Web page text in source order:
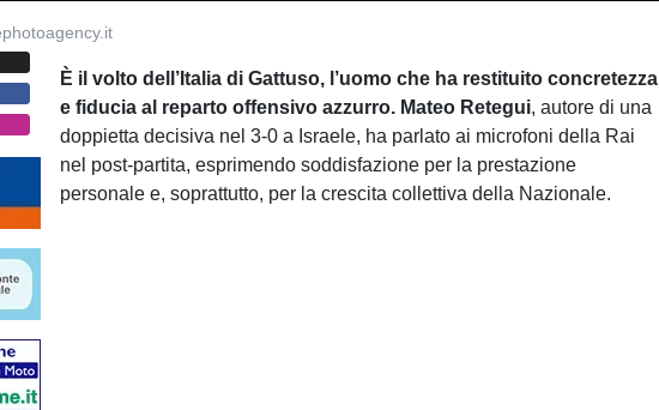
È il volto dell’Italia di Gattuso, l’uomo che ha restituito concretezza
e fiducia al reparto offensivo azzurro. Mateo Retegui, autore di una
doppietta decisiva nel 3-0 a Israele, ha parlato ai microfoni della Rai
nel post-partita, esprimendo soddisfazione per la prestazione
personale e, soprattutto, per la crescita collettiva della Nazionale.